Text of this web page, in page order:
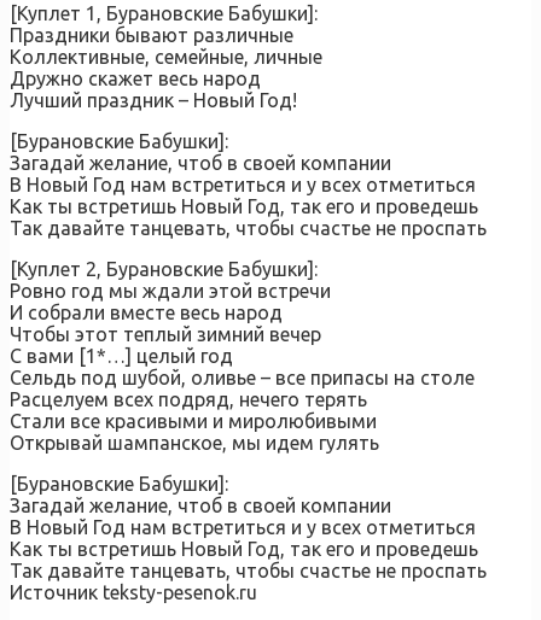
[Куплет 1, Бурановские Бабушки]:
Праздники бывают различные
Коллективные, семейные, личные
Дружно скажет весь народ
Лучший праздник – Новый Год!
[Бурановские Бабушки]:
Загадай желание, чтоб в своей компании
В Новый Год нам встретиться и у всех отметиться
Как ты встретишь Новый Год, так его и проведешь
Так давайте танцевать, чтобы счастье не проспать
[Куплет 2, Бурановские Бабушки]:
Ровно год мы ждали этой встречи
И собрали вместе весь народ
Чтобы этот теплый зимний вечер
С вами [1*…] целый год
Сельдь под шубой, оливье – все припасы на столе
Расцелуем всех подряд, нечего терять
Стали все красивыми и миролюбивыми
Открывай шампанское, мы идем гулять
[Бурановские Бабушки]:
Загадай желание, чтоб в своей компании
В Новый Год нам встретиться и у всех отметиться
Как ты встретишь Новый Год, так его и проведешь
Так давайте танцевать, чтобы счастье не проспать
Источник teksty-pesenok.ru